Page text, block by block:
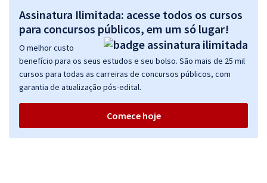
Assinatura Ilimitada: acesse todos os cursos
para concursos públicos, em um só lugar!
O melhor custo
benefício para os seus estudos e seu bolso. São mais de 25 mil
cursos para todas as carreiras de concursos públicos, com
garantia de atualização pós-edital.
Comece hoje